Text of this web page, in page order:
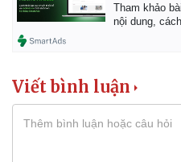
Tham khảo
nội dung,
Viết bình luận